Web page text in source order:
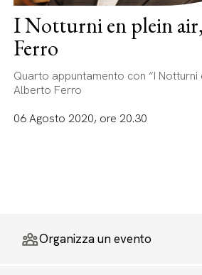
I Notturni en plein
Ferro
Quarto appuntamento con “I Notturni
Alberto Ferro
06 Agosto 2020, ore 20.30
Organizza un evento